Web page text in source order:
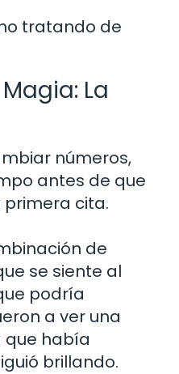
tratando de
La
números,
antes de que
cita.
de
se siente al
podría
a ver una
que había
brillando.